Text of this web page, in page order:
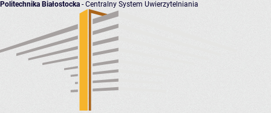
Politechnika Białostocka - Centralny System Uwierzytelniania